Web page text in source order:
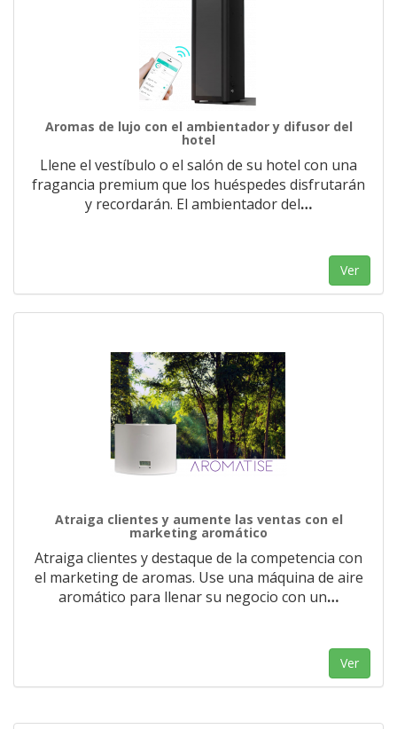
Aromas de lujo con el ambientador y difusor del
hotel
Llene el vestíbulo o el salón de su hotel con una
fragancia premium que los huéspedes disfrutarán
y recordarán. El ambientador del…
Ver
Atraiga clientes y aumente las ventas con el
marketing aromático
Atraiga clientes y destaque de la competencia con
el marketing de aromas. Use una máquina de aire
aromático para llenar su negocio con un…
Ver